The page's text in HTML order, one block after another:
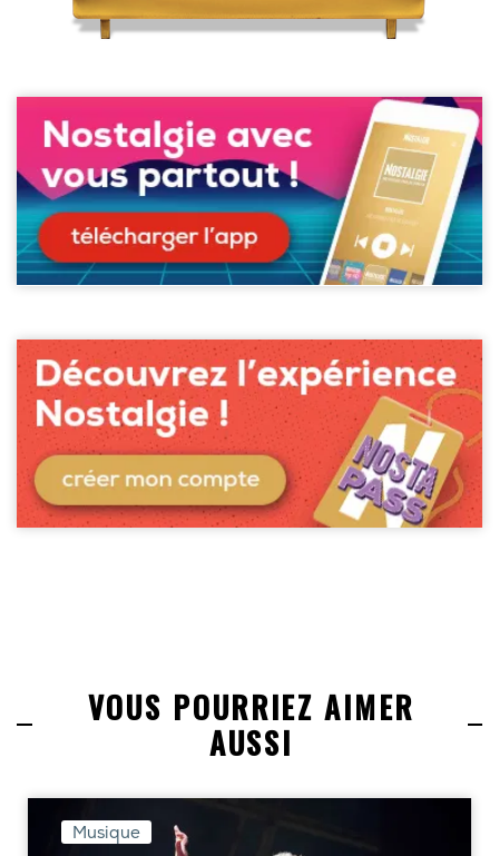
VOUS POURRIEZ AIMER
AUSSI
Musique